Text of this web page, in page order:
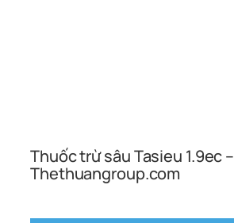
Thuốc trừ sâu Tasieu 1.9ec –
Thethuangroup.com